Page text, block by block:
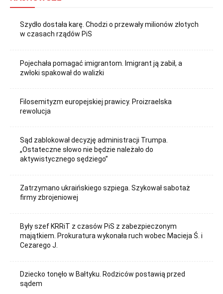
Szydło dostała karę. Chodzi o przewały milionów złotych
w czasach rządów PiS
Pojechała pomagać imigrantom. Imigrant ją zabił, a
zwłoki spakował do walizki
Filosemityzm europejskiej prawicy. Proizraelska
rewolucja
Sąd zablokował decyzję administracji Trumpa.
„Ostateczne słowo nie będzie należało do
aktywistycznego sędziego”
Zatrzymano ukraińskiego szpiega. Szykował sabotaż
firmy zbrojeniowej
Były szef KRRiT z czasów PiS z zabezpieczonym
majątkiem. Prokuratura wykonała ruch wobec Macieja Ś. i
Cezarego J.
Dziecko tonęło w Bałtyku. Rodziców postawią przed
sądem